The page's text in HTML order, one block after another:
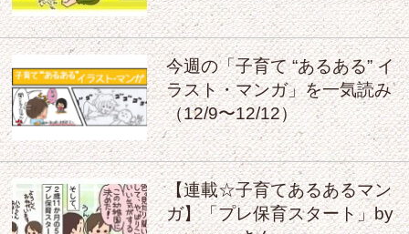
今週の「子育て “あるある” イ
ラスト・マンガ」を一気読み
（12/9〜12/12）
【連載☆子育てあるあるマン
ガ】「プレ保育スタート」by